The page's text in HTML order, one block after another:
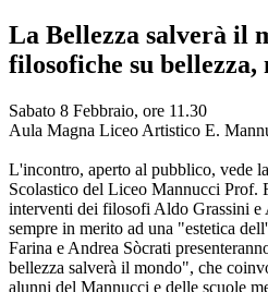
La Bellezza salverà il
filosofiche su
Sabato 8 Febbraio, ore 11.30
Aula Magna Liceo Artistico E.
L'incontro, aperto al pubblico, vede
Scolastico del Liceo Mannucci Prof.
interventi dei filosofi Aldo Grassini
sempre in merito ad una "estetica
Farina e Andrea Sòcrati
bellezza salverà il mondo", che
alunni del Mannucci e delle scuole